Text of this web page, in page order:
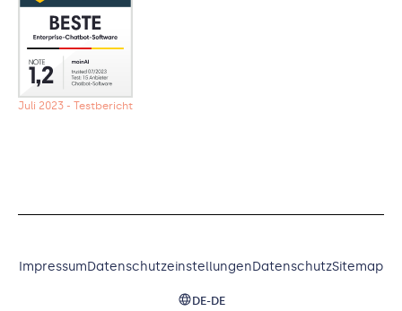
Juli 2023 - Testbericht
ImpressumDatenschutzeinstellungenDatenschutzSitemap
DE-DE